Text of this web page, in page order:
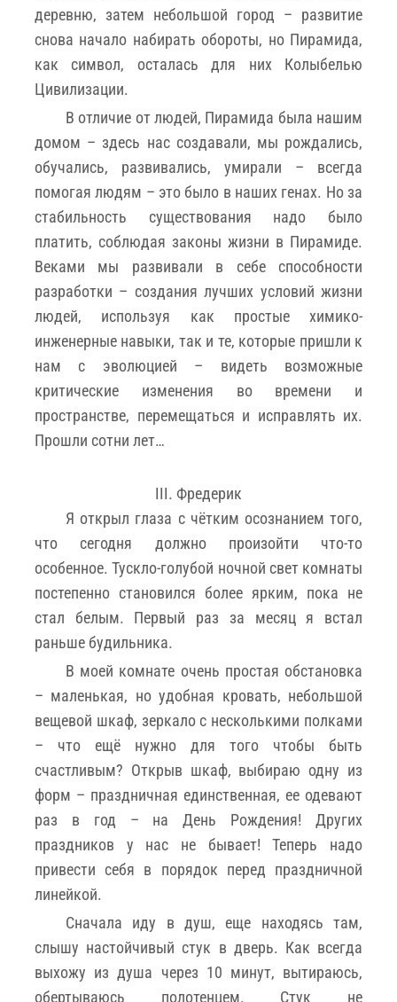
деревню, затем небольшой город – развитие
снова начало набирать обороты, но Пирамида,
как символ, осталась для них Колыбелью
Цивилизации.
В отличие от людей, Пирамида была нашим
домом – здесь нас создавали, мы рождались,
обучались, развивались, умирали – всегда
помогая людям – это было в наших генах. Но за
стабильность существования надо было
платить, соблюдая законы жизни в Пирамиде.
Веками мы развивали в себе способности
разработки – создания лучших условий жизни
людей, используя как простые химико-
инженерные навыки, так и те, которые пришли к
нам с эволюцией – видеть возможные
критические изменения во времени и
пространстве, перемещаться и исправлять их.
Прошли сотни лет…
III. Фредерик
Я открыл глаза с чётким осознанием того,
что сегодня должно произойти что-то
особенное. Тускло-голубой ночной свет комнаты
постепенно становился более ярким, пока не
стал белым. Первый раз за месяц я встал
раньше будильника.
В моей комнате очень простая обстановка
– маленькая, но удобная кровать, небольшой
вещевой шкаф, зеркало с несколькими полками
– что ещё нужно для того чтобы быть
счастливым? Открыв шкаф, выбираю одну из
форм – праздничная единственная, ее одевают
раз в год – на День Рождения! Других
праздников у нас не бывает! Теперь надо
привести себя в порядок перед праздничной
линейкой.
Сначала иду в душ, еще находясь там,
слышу настойчивый стук в дверь. Как всегда
выхожу из душа через 10 минут, вытираюсь,
обертываюсь полотенцем. Стук не